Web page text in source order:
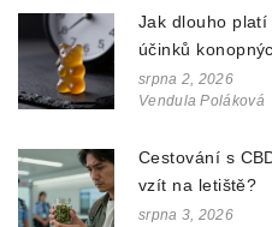
Jak dlouho platí
účinků
srpna 2, 2026
Vendula Poláková
Cestování s
vzít na letiště?
srpna 3, 2026